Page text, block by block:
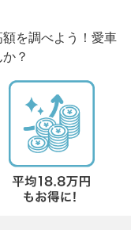
を調べよう！愛車
？